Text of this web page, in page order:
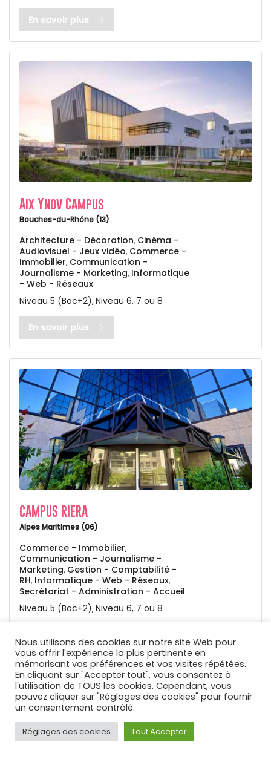
En savoir plus
Aix Ynov Campus
Bouches-du-Rhône (13)
Architecture - Décoration, Cinéma -
Audiovisuel - Jeux vidéo, Commerce -
Immobilier, Communication -
Journalisme - Marketing, Informatique
- Web - Réseaux
Niveau 5 (Bac+2), Niveau 6, 7 ou 8
En savoir plus
CAMPUS RIERA
Alpes Maritimes (06)
Commerce - Immobilier,
Communication - Journalisme -
Marketing, Gestion - Comptabilité -
RH, Informatique - Web - Réseaux,
Secrétariat - Administration - Accueil
Niveau 5 (Bac+2), Niveau 6, 7 ou 8
En savoir plus
Nous utilisons des cookies sur notre site Web pour
vous offrir l'expérience la plus pertinente en
mémorisant vos préférences et vos visites répétées.
En cliquant sur "Accepter tout", vous consentez à
l'utilisation de TOUS les cookies. Cependant, vous
pouvez cliquer sur "Réglages des cookies" pour fournir
un consentement contrôlé.
Réglages des cookies Tout Accepter